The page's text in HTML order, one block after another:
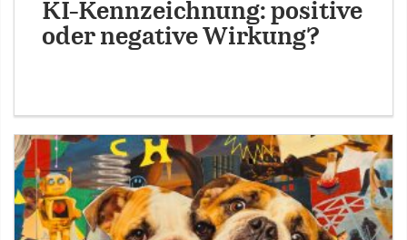
KI-Kennzeichnung: positive
oder negative Wirkung?